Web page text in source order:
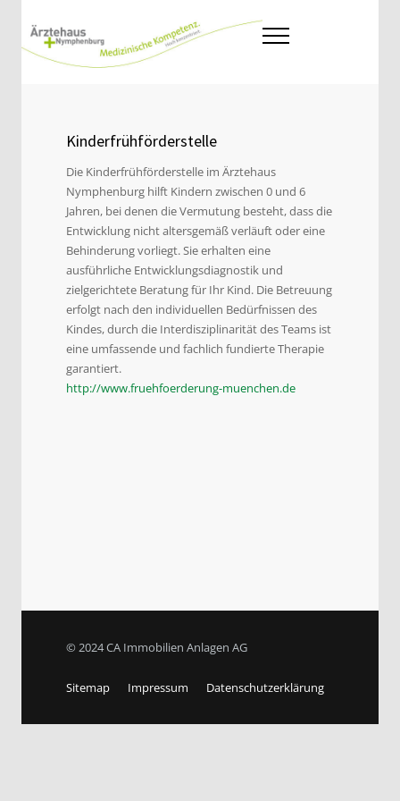
Kinderfrühförderstelle
Die Kinderfrühförderstelle im Ärztehaus
Nymphenburg hilft Kindern zwischen 0 und 6
Jahren, bei denen die Vermutung besteht, dass die
Entwicklung nicht altersgemäß verläuft oder eine
Behinderung vorliegt. Sie erhalten eine
ausführliche Entwicklungsdiagnostik und
zielgerichtete Beratung für Ihr Kind. Die Betreuung
erfolgt nach den individuellen Bedürfnissen des
Kindes, durch die Interdisziplinarität des Teams ist
eine umfassende und fachlich fundierte Therapie
garantiert.
http://www.fruehfoerderung-muenchen.de
© 2024 CA Immobilien Anlagen AG
Sitemap Impressum Datenschutzerklärung